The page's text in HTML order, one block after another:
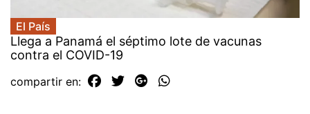
El País
Llega a Panamá el séptimo lote de vacunas
contra el COVID-19
compartir en: